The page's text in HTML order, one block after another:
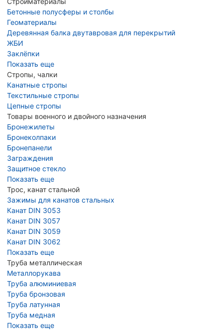
Бетонные полусферы и столбы
Геоматериалы
Деревянная балка двутавровая для перекрытий
ЖБИ
Заклёпки
Показать еще
Стропы, чалки
Канатные стропы
Текстильные стропы
Цепные стропы
Товары военного и двойного назначения
Бронежилеты
Бронеколпаки
Бронепанели
Заграждения
Защитное стекло
Показать еще
Трос, канат стальной
Зажимы для канатов стальных
Канат DIN 3053
Канат DIN 3057
Канат DIN 3059
Канат DIN 3062
Показать еще
Труба металлическая
Металлорукава
Труба алюминиевая
Труба бронзовая
Труба латунная
Труба медная
Показать еще